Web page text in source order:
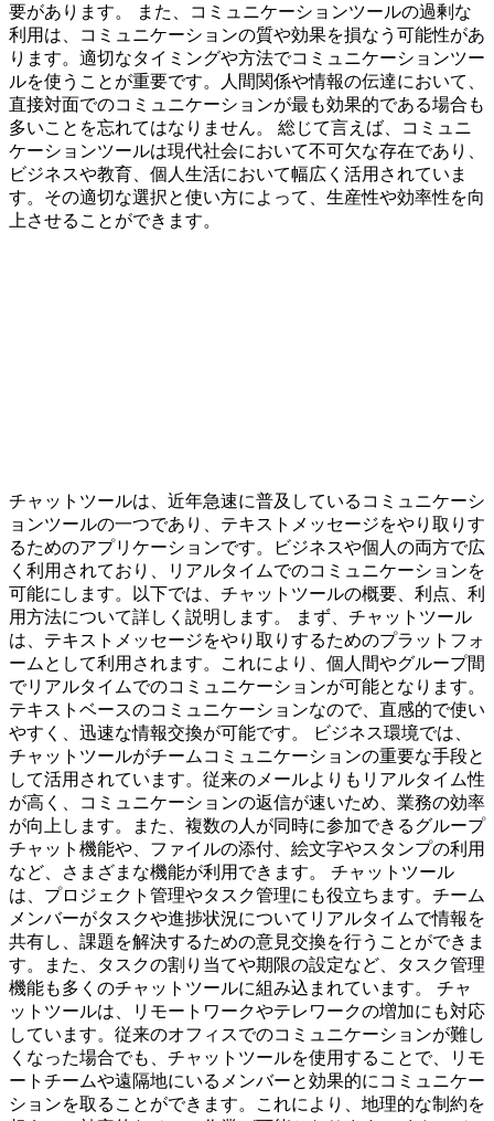
要があります。 また、コミュニケーションツールの過剰な
利用は、コミュニケーションの質や効果を損なう可能性があ
ります。適切なタイミングや方法でコミュニケーションツー
ルを使うことが重要です。人間関係や情報の伝達において、
直接対面でのコミュニケーションが最も効果的である場合も
多いことを忘れてはなりません。 総じて言えば、コミュニ
ケーションツールは現代社会において不可欠な存在であり、
ビジネスや教育、個人生活において幅広く活用されていま
す。その適切な選択と使い方によって、生産性や効率性を向
上させることができます。
チャットツールは、近年急速に普及しているコミュニケーシ
ョンツールの一つであり、テキストメッセージをやり取りす
るためのアプリケーションです。ビジネスや個人の両方で広
く利用されており、リアルタイムでのコミュニケーションを
可能にします。以下では、チャットツールの概要、利点、利
用方法について詳しく説明します。 まず、チャットツール
は、テキストメッセージをやり取りするためのプラットフォ
ームとして利用されます。これにより、個人間やグループ間
でリアルタイムでのコミュニケーションが可能となります。
テキストベースのコミュニケーションなので、直感的で使い
やすく、迅速な情報交換が可能です。 ビジネス環境では、
チャットツールがチームコミュニケーションの重要な手段と
して活用されています。従来のメールよりもリアルタイム性
が高く、コミュニケーションの返信が速いため、業務の効率
が向上します。また、複数の人が同時に参加できるグループ
チャット機能や、ファイルの添付、絵文字やスタンプの利用
など、さまざまな機能が利用できます。 チャットツール
は、プロジェクト管理やタスク管理にも役立ちます。チーム
メンバーがタスクや進捗状況についてリアルタイムで情報を
共有し、課題を解決するための意見交換を行うことができま
す。また、タスクの割り当てや期限の設定など、タスク管理
機能も多くのチャットツールに組み込まれています。 チャ
ットツールは、リモートワークやテレワークの増加にも対応
しています。従来のオフィスでのコミュニケーションが難し
くなった場合でも、チャットツールを使用することで、リモ
ートチームや遠隔地にいるメンバーと効果的にコミュニケー
ションを取ることができます。これにより、地理的な制約を